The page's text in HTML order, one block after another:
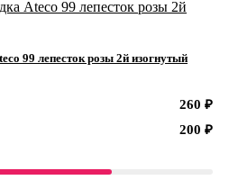
99 лепесток розы 2й изогнутый
260 ₽
200 ₽